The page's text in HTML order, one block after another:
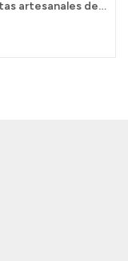
Alpargatas artesanales de tacón con nudo...